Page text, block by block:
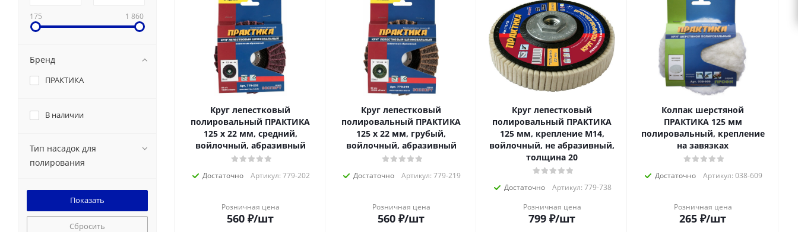
Круг лепестковый
полировальный ПРАКТИКА
125 х 22 мм, средний,
войлочный, абразивный
Достаточно Артикул: 779-202
Розничная цена
560 ₽/шт
Круг лепестковый
полировальный ПРАКТИКА
125 х 22 мм, грубый,
войлочный, абразивный
Достаточно Артикул: 779-219
Розничная цена
560 ₽/шт
Круг лепестковый
полировальный ПРАКТИКА
125 мм, крепление М14,
войлочный, не абразивный,
толщина 20
Достаточно
Артикул: 779-738
Розничная цена
799 ₽/шт
Колпак шерстяной
ПРАКТИКА 125 мм
полировальный, крепление
на завязках
Достаточно Артикул: 038-609
Розничная цена
265 ₽/шт
175 1 860
Бренд
ПРАКТИКА
В наличии
Тип насадок для
полирования
Сбросить